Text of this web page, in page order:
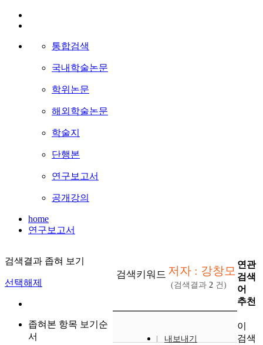
통합검색
국내학술논문
학위논문
해외학술논문
학술지
단행본
연구보고서
공개강의
home
연구보고서
검색결과 좁혀 보기
선택해제
좁혀본 항목 보기순
서
검색키워드 저자 : 강창모
(검색결과 2 건)
내보내기
연관
검색
어
추천
이
검색